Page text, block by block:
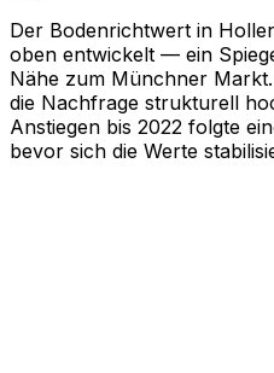
Der Bodenrichtwert in
oben entwickelt — ein
Nähe zum Münchner
die Nachfrage strukturell
Anstiegen bis 2022 folgte
bevor sich die Werte